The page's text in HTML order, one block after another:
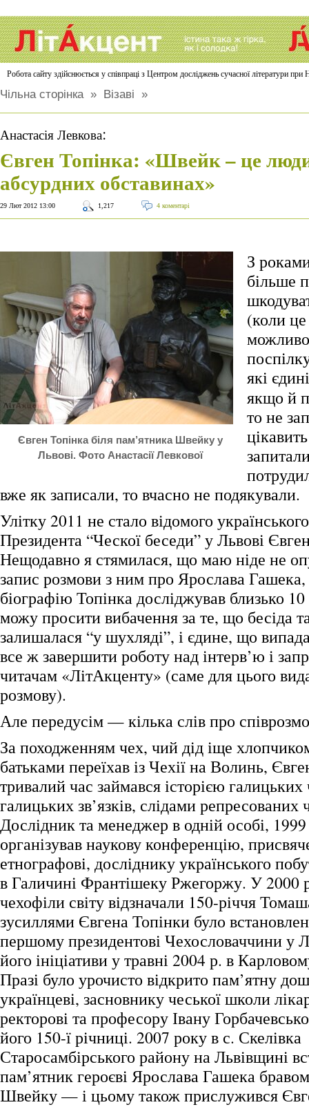
Робота сайту здійснюється у співпраці з Центром досліджень сучасної літератури
Чільна сторінка» Візаві »
Анастасія Левкова:
Євген Топінка: «Швейк – це
абсурдних обставинах»
29 Лют 2012 13:00 1,217 4 коментарі
Євген Топінка біля пам’ятника Швейку у
Львові. Фото Анастасії Левкової
З
більше
(коли
які
якщо й
то не
вже як записали, то вчасно не подякували.
Улітку 2011 не стало відомого
Президента “Ческої беседи” у Львові
Нещодавно я стямилася, що маю ніде не
запис розмови з ним про Ярослава Гашека,
біографію Топінка досліджував близько
можу просити вибачення за те, що бесіда
залишалася “у шухляді”, і єдине, що
все ж завершити роботу над інтерв’ю і
читачам «ЛітАкценту» (саме для цього
розмову).
Але передусім — кілька слів про
За походженням чех, чий дід іще
батьками переїхав із Чехії на Волинь,
тривалий час займався історією галицьких
галицьких зв’язків, слідами репресованих
Дослідник та менеджер в одній особі,
організував наукову конференцію,
етнографові, досліднику українського
в Галичині Франтішеку Ржегоржу. У 2000
чехофіли світу відзначали 150-річчя
зусиллями Євгена Топінки було
першому президентові Чехословаччини у
його ініціативи у травні 2004 р. в
Празі було урочисто відкрито пам’ятну
українцеві, засновнику чеської школи
ректорові та професору Івану
його 150-ї річниці. 2007 року в с. Скелівка
Старосамбірського району на Львівщині
пам’ятник героєві Ярослава Гашека
Швейку — і цьому також прислужився